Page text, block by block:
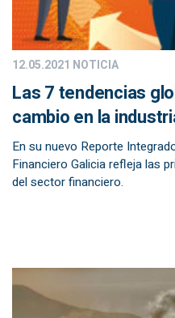
12.05.2021 NOTICIA
Las 7 tendencias
cambio en la
En su nuevo Reporte
Financiero Galicia refleja las
del sector financiero.